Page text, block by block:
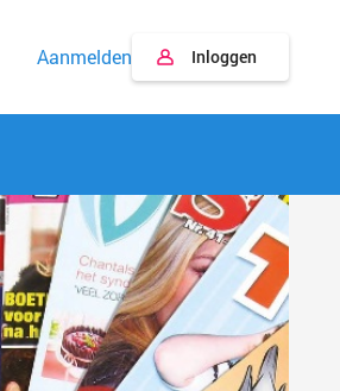
Aanmelden Inloggen